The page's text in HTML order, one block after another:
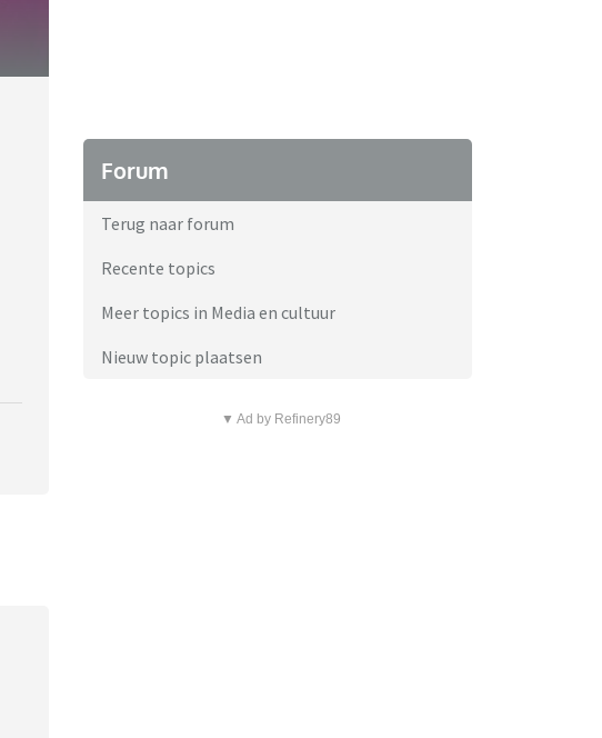
Forum
Terug naar forum
Recente topics
Meer topics in Media en cultuur
Nieuw topic plaatsen
▼ Ad by Refinery89